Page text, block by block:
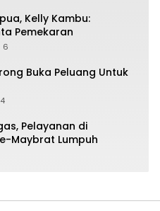
Kelly Kambu:
Pemekaran
6
Buka Peluang Untuk
4
Pelayanan di
Maybrat Lumpuh